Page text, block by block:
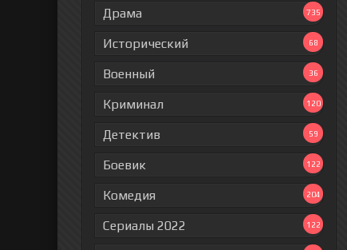
Драма 735
Исторический 68
Военный 36
Криминал 120
Детектив 59
Боевик 122
Комедия 204
Сериалы 2022 122